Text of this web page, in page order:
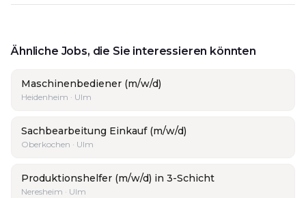
Ähnliche Jobs, die Sie interessieren könnten
Maschinenbediener (m/w/d)
Heidenheim · Ulm
Sachbearbeitung Einkauf (m/w/d)
Oberkochen · Ulm
Produktionshelfer (m/w/d) in 3-Schicht
Neresheim · Ulm